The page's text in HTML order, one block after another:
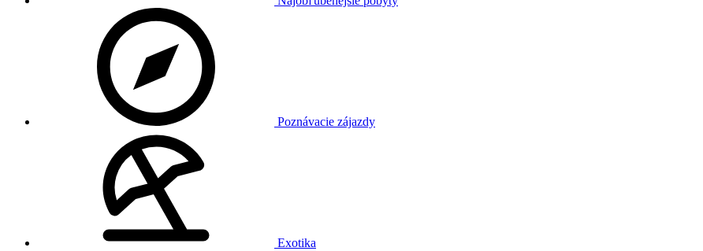
Poznávacie zájazdy
Exotika